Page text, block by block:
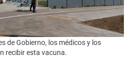
de Gobierno, los médicos y los
recibir esta vacuna.